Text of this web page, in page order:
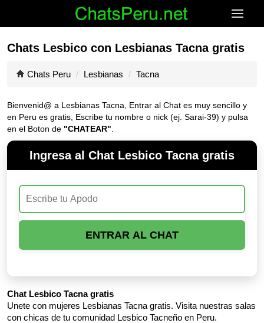
Chats Lesbico con Lesbianas Tacna gratis
Chats Peru Lesbianas Tacna
Bienvenid@ a Lesbianas Tacna, Entrar al Chat es muy sencillo y
en Peru es gratis, Escribe tu nombre o nick (ej. Sarai-39) y pulsa
en el Boton de "CHATEAR"
Ingresa al Chat Lesbico Tacna gratis
ENTRAR AL CHAT
Chat Lesbico Tacna gratis
Unete con mujeres Lesbianas Tacna gratis. Visita nuestras salas
con chicas de tu comunidad Lesbico Tacneño en Peru.